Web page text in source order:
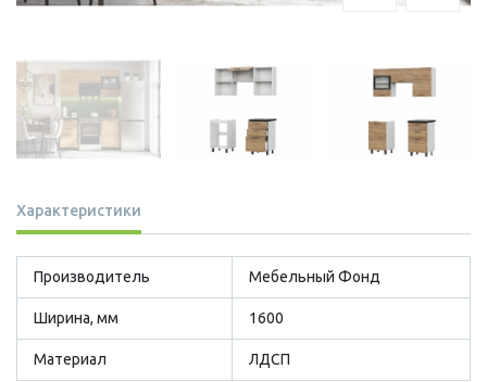
Характеристики
Производитель Мебельный Фонд
Ширина, мм 1600
Материал ЛДСП